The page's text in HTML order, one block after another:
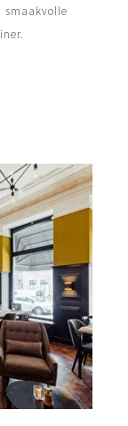
smaakvolle